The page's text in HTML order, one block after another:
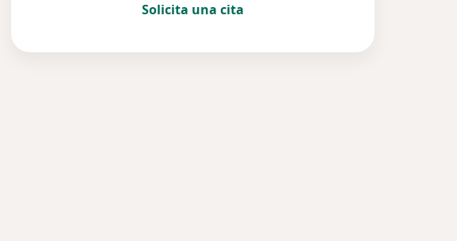
Solicita una cita